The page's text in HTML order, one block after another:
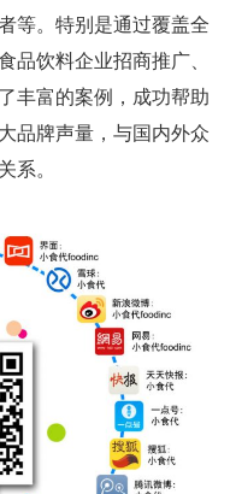
等。特别是通过覆盖全
品饮料企业招商推广、
丰富的案例，成功帮助
品牌声量，与国内外众
系。